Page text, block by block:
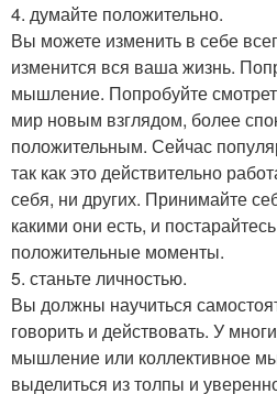
4. думайте положительно.
Вы можете изменить в себе
изменится вся ваша жизнь.
мышление. Попробуйте
мир новым взглядом, более
положительным. Сейчас
так как это действительно
себя, ни других. Принимайте
какими они есть, и
положительные моменты.
5. станьте личностью.
Вы должны научиться
говорить и действовать. У
мышление или коллективное
выделиться из толпы и